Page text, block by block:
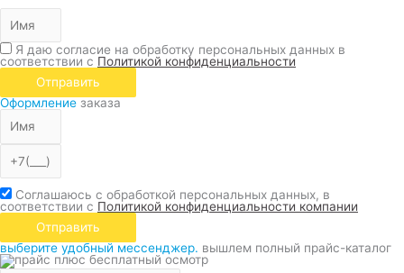
Я даю согласие на обработку персональных данных в
соответствии с Политикой конфиденциальности
Отправить
Оформление заказа
Соглашаюсь с обработкой персональных данных, в
соответствии с Политикой конфиденциальности компании
Отправить
выберите удобный мессенджер. вышлем полный прайс-каталог